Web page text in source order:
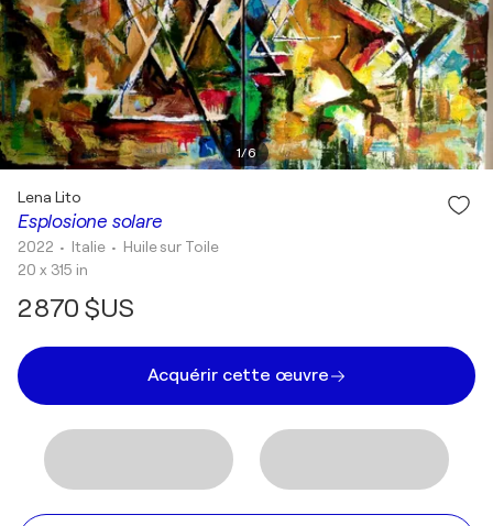
1/6
Esplosione solare
Lena Lito
2022 • Italie • Huile sur Toile
20 x 315 in
2 870 $US
Acquérir cette œuvre